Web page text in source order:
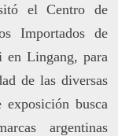
el Centro de
Importados de
Lingang, para
de las diversas
busca
argentinas